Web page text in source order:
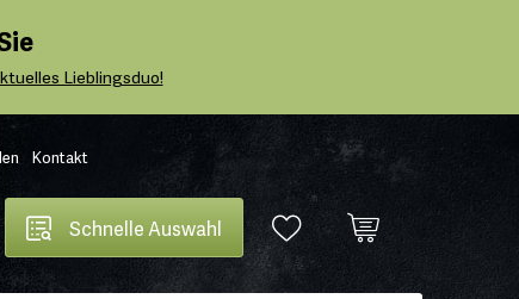
Lieblingsduo!
Kontakt
Schnelle Auswahl